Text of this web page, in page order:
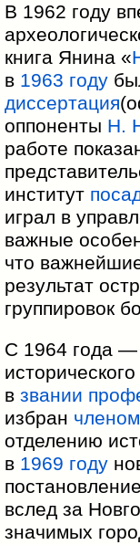
В 1962 году
книга Янина «
в 1963 году
диссертация
оппоненты Н.
работе
институт
играл в
важные
что
результат
группировок
С 1964 года —
в звании
избран
отделению
в 1969 году
вслед за
значимых